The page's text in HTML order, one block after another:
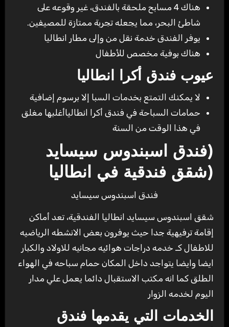
هناك 4 مسابح ملحقة بالفندق، غير وقوعه على
شاطئ البحر، مما يجعله تجربة ممتازة للمصيفين.
يوفر الفندق خدمة نقل من وإلى مطار انطاليا
هناك بوفية مخصص للأطفال
عيوب فندق أكرا انطاليا
لا يمكنك التمتع بخدمات السبا إلا برسوم إضافية
حمامات السباحة في فندق أكرا انطالياأغلبها مغلق
في هذا الوقت من السنة
(فندق اسبندوس سيسايد
(شقق فندقية في انطاليا
فندق اسبندوس سيسايد
شقق اسبندوس سيسايد انطاليا الفندقية، تعد أماكن
إقامة ترفيهية جدا حيث يوفرون بعض الانشطه الرياضيه
للاطفال كـ خدمه دراجات هوائيه مجانيه للاولاد والكبار
ايضا وايضا يتواجد داخل المكان حمام سباحه في الهواء
الطلق كما انه مكتب الاستقبال دائما يعمل علي مدار
اليوم لخدمه الزوار
الخدمات التي يقدمها فندق